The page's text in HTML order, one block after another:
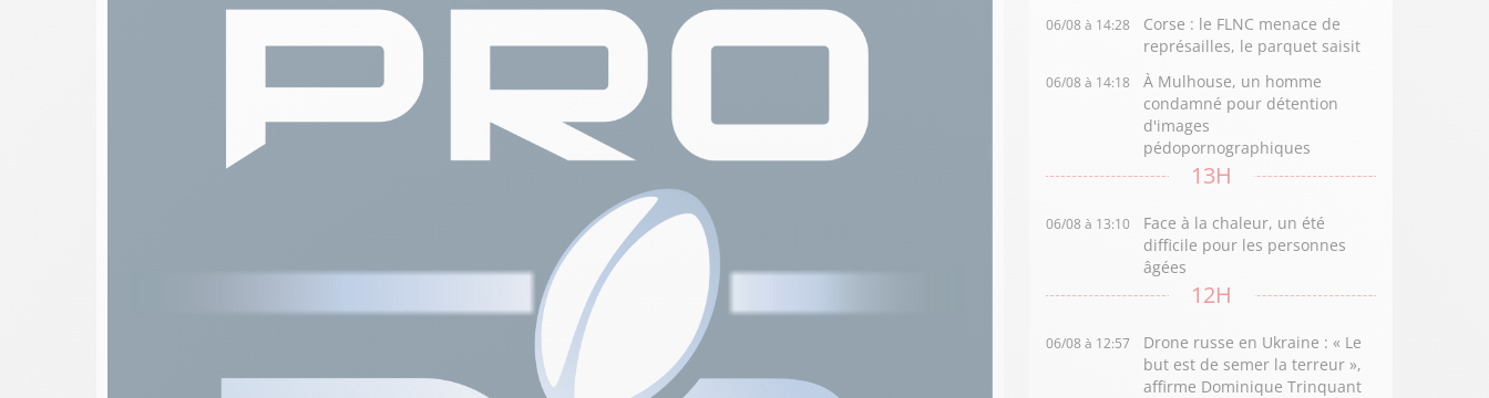
06/08 à 14:28
Corse : le FLNC menace de
représailles, le parquet saisit
06/08 à 14:18
À Mulhouse, un homme
condamné pour détention
d'images
pédopornographiques
13H
06/08 à 13:10
Face à la chaleur, un été
difficile pour les personnes
âgées
12H
06/08 à 12:57
Drone russe en Ukraine : « Le
but est de semer la terreur »,
affirme Dominique Trinquant